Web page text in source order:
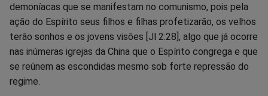
demoníacas que se manifestam no comunismo, pois pela
ação do Espírito seus filhos e filhas profetizarão, os velhos
terão sonhos e os jovens visões [Jl 2:28], algo que já ocorre
nas inúmeras igrejas da China que o Espírito congrega e que
se reúnem as escondidas mesmo sob forte repressão do
regime.